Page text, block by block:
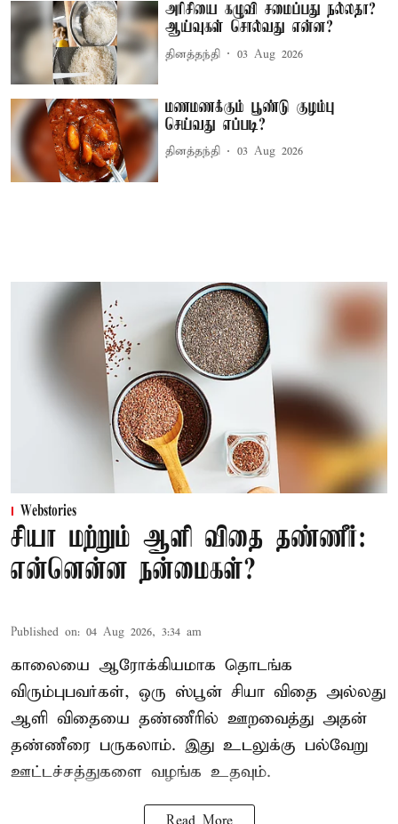
அரிசியை கழுவி சமைப்பது நல்லதா?
ஆய்வுகள் சொல்வது என்ன?
தினத்தந்தி 03 Aug 2026
மணமணக்கும் பூண்டு குழம்பு
செய்வது எப்படி?
தினத்தந்தி 03 Aug 2026
Webstories
சியா மற்றும் ஆளி விதை தண்ணீர்:
என்னென்ன நன்மைகள்?
Published on: 04 Aug 2026, 3:34 am
காலையை ஆரோக்கியமாக தொடங்க
விரும்புபவர்கள், ஒரு ஸ்பூன் சியா விதை அல்லது
ஆளி விதையை தண்ணீரில் ஊறவைத்து அதன்
தண்ணீரை பருகலாம். இது உடலுக்கு பல்வேறு
ஊட்டச்சத்துகளை வழங்க உதவும்.